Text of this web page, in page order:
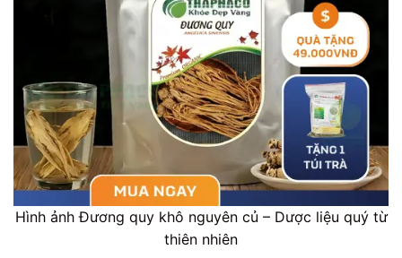
Hình ảnh Đương quy khô nguyên củ – Dược liệu quý từ
thiên nhiên